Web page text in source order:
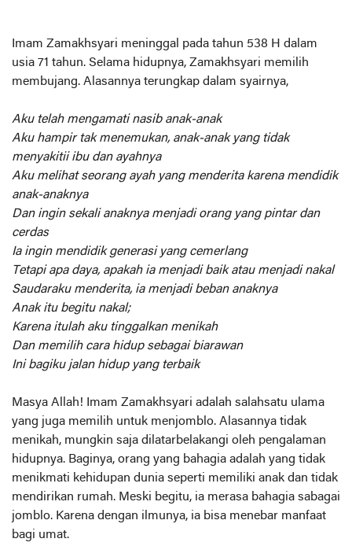
Imam Zamakhsyari meninggal pada tahun 538 H dalam
usia 71 tahun. Selama hidupnya, Zamakhsyari memilih
membujang. Alasannya terungkap dalam syairnya,
Aku telah mengamati nasib anak-anak
Aku hampir tak menemukan, anak-anak yang tidak
menyakitii ibu dan ayahnya
Aku melihat seorang ayah yang menderita karena mendidik
anak-anaknya
Dan ingin sekali anaknya menjadi orang yang pintar dan
cerdas
Ia ingin mendidik generasi yang cemerlang
Tetapi apa daya, apakah ia menjadi baik atau menjadi nakal
Saudaraku menderita, ia menjadi beban anaknya
Anak itu begitu nakal;
Karena itulah aku tinggalkan menikah
Dan memilih cara hidup sebagai biarawan
Ini bagiku jalan hidup yang terbaik
Masya Allah! Imam Zamakhsyari adalah salahsatu ulama
yang juga memilih untuk menjomblo. Alasannya tidak
menikah, mungkin saja dilatarbelakangi oleh pengalaman
hidupnya. Baginya, orang yang bahagia adalah yang tidak
menikmati kehidupan dunia seperti memiliki anak dan tidak
mendirikan rumah. Meski begitu, ia merasa bahagia sabagai
jomblo. Karena dengan ilmunya, ia bisa menebar manfaat
bagi umat.